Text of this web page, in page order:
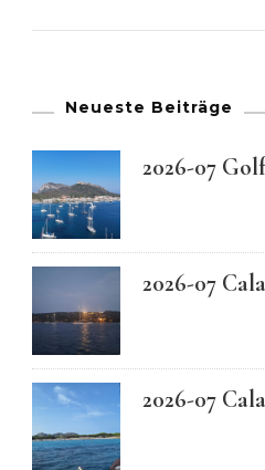
Neueste Beiträge
2026-07
2026-07
2026-07